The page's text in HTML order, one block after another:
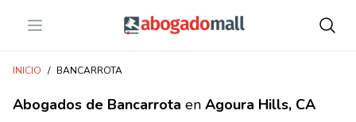
Open menu Abogadomall
INICIO / BANCARROTA
Abogados de Bancarrota en Agoura Hills, CA